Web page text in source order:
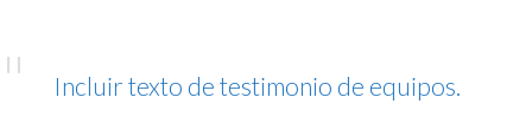
Incluir texto de testimonio de equipos.